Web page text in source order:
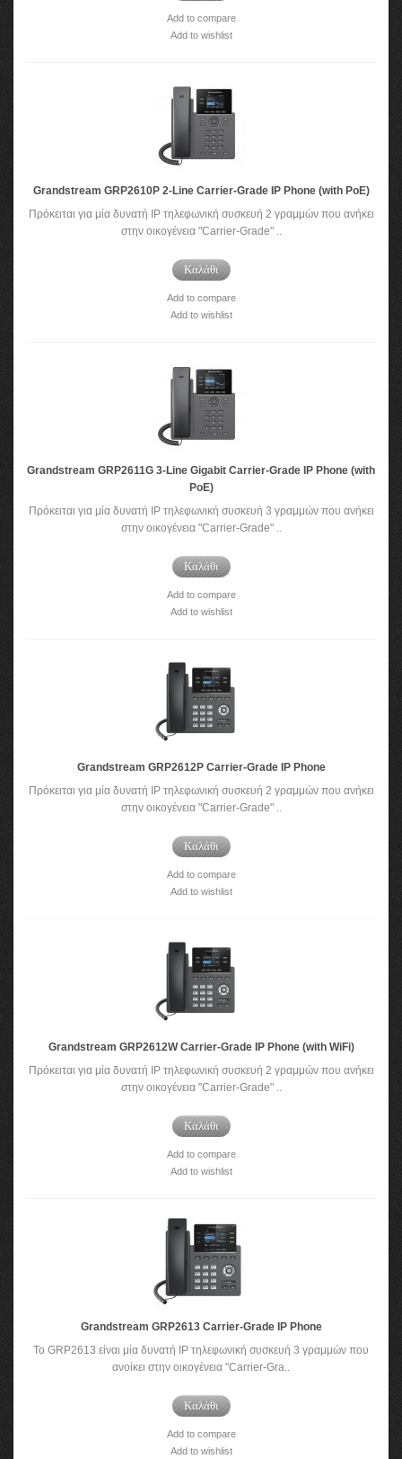
Add to compare
Add to wishlist
Grandstream GRP2610P 2-Line Carrier-Grade IP Phone (with PoE)
Πρόκειται για μία δυνατή IP τηλεφωνική συσκευή 2 γραμμών που ανήκει
στην οικογένεια "Carrier-Grade" ..
Καλάθι
Add to compare
Add to wishlist
Grandstream GRP2611G 3-Line Gigabit Carrier-Grade IP Phone (with
PoE)
Πρόκειται για μία δυνατή IP τηλεφωνική συσκευή 3 γραμμών που ανήκει
στην οικογένεια "Carrier-Grade" ..
Καλάθι
Add to compare
Add to wishlist
Grandstream GRP2612P Carrier-Grade IP Phone
Πρόκειται για μία δυνατή IP τηλεφωνική συσκευή 2 γραμμών που ανήκει
στην οικογένεια "Carrier-Grade" ..
Καλάθι
Add to compare
Add to wishlist
Grandstream GRP2612W Carrier-Grade IP Phone (with WiFi)
Πρόκειται για μία δυνατή IP τηλεφωνική συσκευή 2 γραμμών που ανήκει
στην οικογένεια "Carrier-Grade" ..
Καλάθι
Add to compare
Add to wishlist
Grandstream GRP2613 Carrier-Grade IP Phone
Το GRP2613 είναι μία δυνατή IP τηλεφωνική συσκευή 3 γραμμών που
ανοίκει στην οικογένεια "Carrier-Gra..
Καλάθι
Add to compare
Add to wishlist